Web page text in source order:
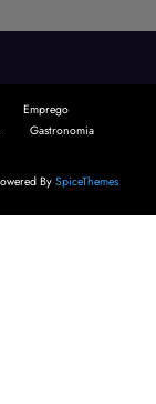
Emprego
Gastronomia
By SpiceThemes